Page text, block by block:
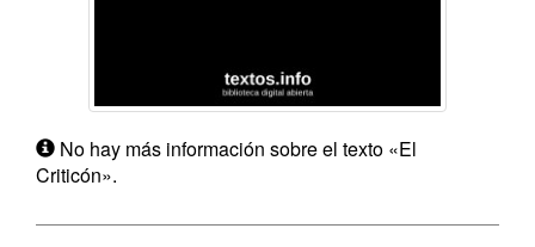
No hay más información sobre el texto «El
Criticón».